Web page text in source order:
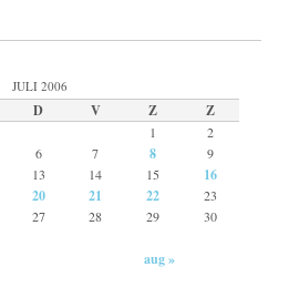
JULI 2006
D V Z Z
1
2
6 7 8
9
13 14 15 16
20 21 22 23
27 28 29 30
aug »